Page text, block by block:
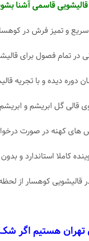
قالیشویی قاسمی آشنا
و تمیز فرش در
در تمام فصول برای
دوره دیده و با تجریه
گل ابریشم و
های کهنه در صورت
کاملا استاندارد و
قالیشویی کوهسار از
تهران هستیم اگر